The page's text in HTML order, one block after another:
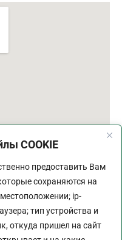
COOKIE
предоставить Вам
сохраняются на
ip-
тип устройства и
откуда пришел на сайт